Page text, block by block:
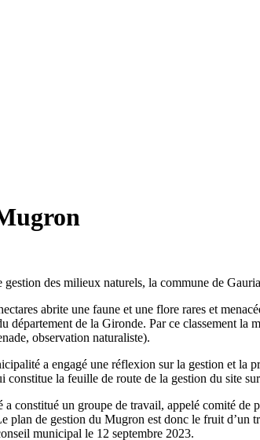
gestion des milieux naturels, la commune de
abrite une faune et une flore rares et
département de la Gironde. Par ce classement
observation naturaliste).
a engagé une réflexion sur la gestion et
constitue la feuille de route de la gestion du site
constitué un groupe de travail, appelé comité
plan de gestion du Mugron est donc le fruit
municipal le 12 septembre 2023.